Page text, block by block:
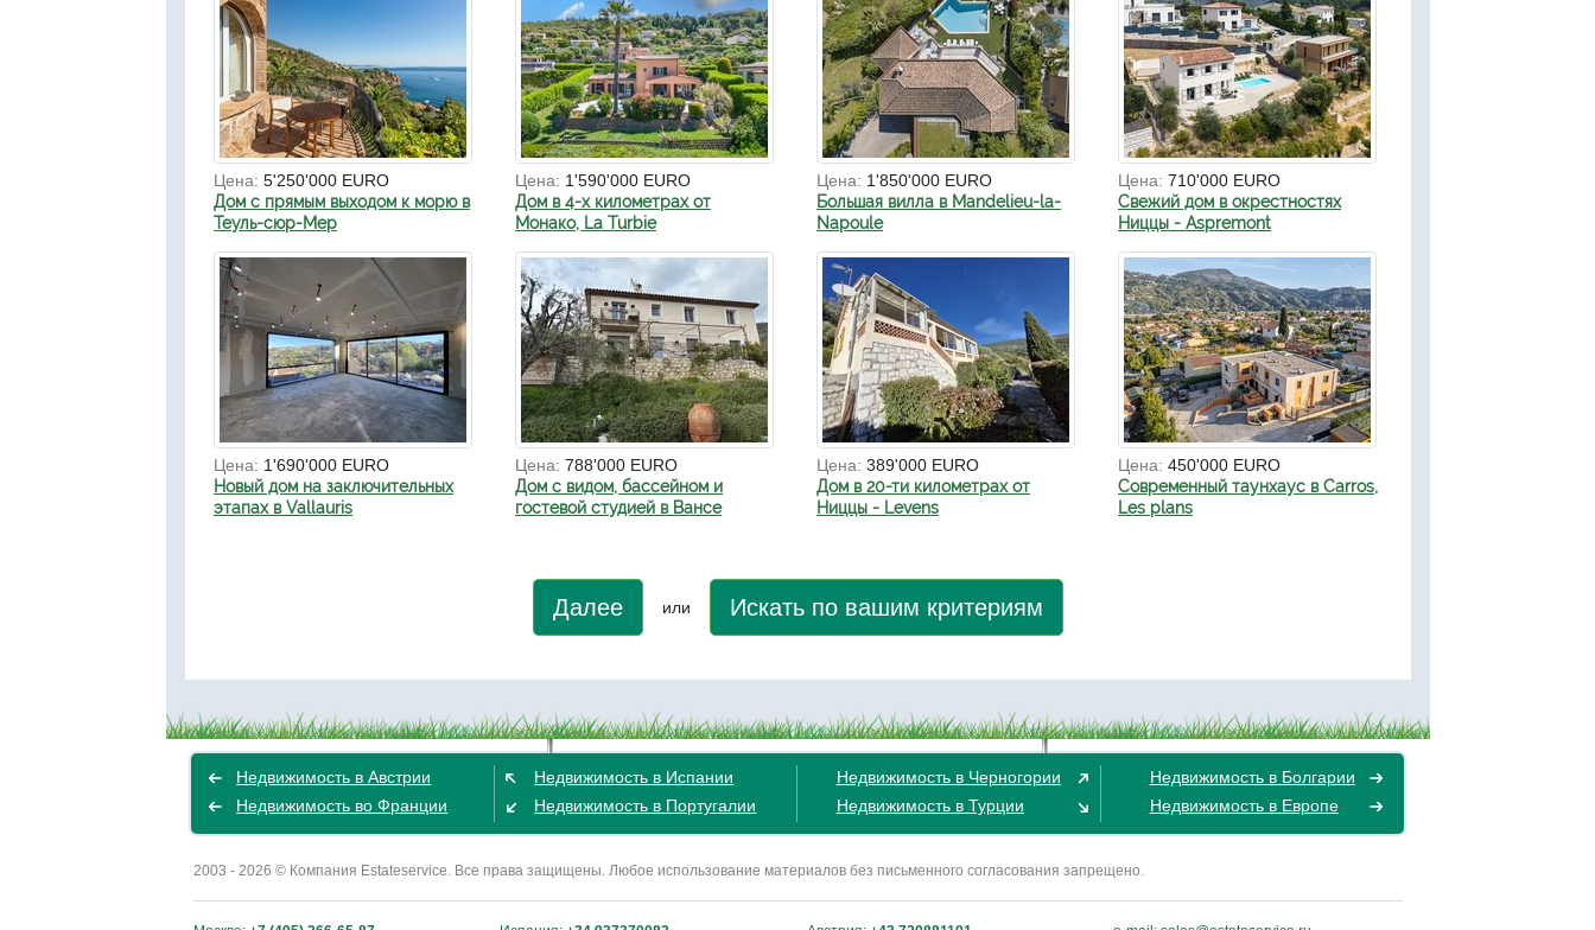
Цена: 5'250'000 EURO
Дом с прямым выходом к морю в
Теуль-сюр-Мер
Цена: 1'590'000 EURO
Дом в 4-х километрах от
Монако, La Turbie
Цена: 1'850'000 EURO
Большая вилла в Mandelieu-la-
Napoule
Цена: 710'000 EURO
Свежий дом в окрестностях
Ниццы - Aspremont
Цена: 1'690'000 EURO
Новый дом на заключительных
этапах в Vallauris
Цена: 788'000 EURO
Дом с видом, бассейном и
гостевой студией в Вансе
Цена: 389'000 EURO
Дом в 20-ти километрах от
Ниццы - Levens
Цена: 450'000 EURO
Современный таунхаус в Carros,
Les plans
Далее или Искать по вашим критериям
Недвижимость в Австрии
Недвижимость во Франции
Недвижимость в Испании
Недвижимость в Португалии
Недвижимость в Черногории
Недвижимость в Турции
Недвижимость в Болгарии
Недвижимость в Европе
2003 - 2026 © Компания Estateservice. Все права защищены. Любое использование материалов без письменного согласования запрещено.